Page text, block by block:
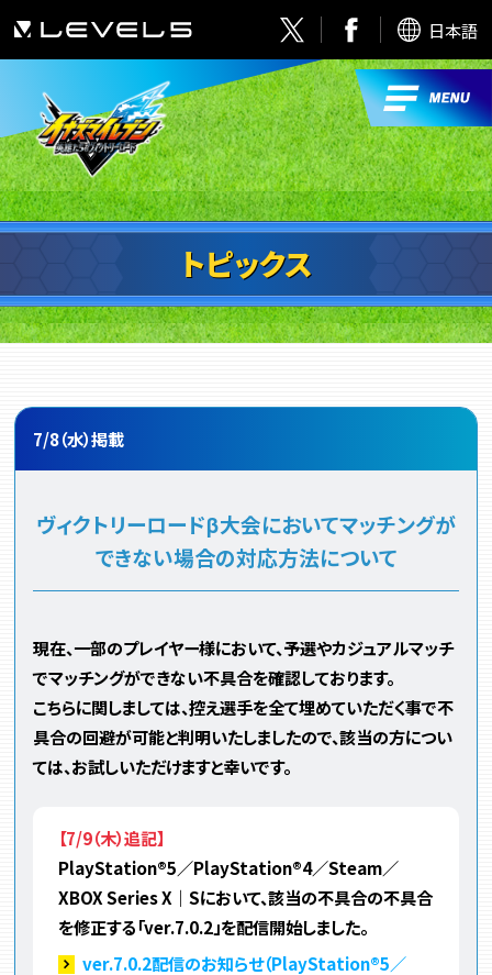
日本語
トピックス
7/8（水）掲載
ヴィクトリーロードβ大会においてマッチングが
できない場合の対応方法について
現在、一部のプレイヤー様において、予選やカジュアルマッチ
でマッチングができない不具合を確認しております。
こちらに関しましては、控え選手を全て埋めていただく事で不
具合の回避が可能と判明いたしましたので、該当の方につい
ては、お試しいただけますと幸いです。
【7/9（木）追記】
PlayStation®5／PlayStation®4／Steam／
XBOX Series X｜Sにおいて、該当の不具合の不具合
を修正する「ver.7.0.2」を配信開始しました。
ver.7.0.2配信のお知らせ（PlayStation®5／